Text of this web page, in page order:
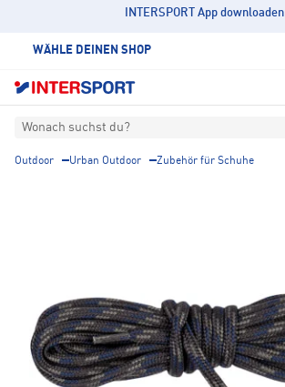
INTERSPORT App downloaden
WÄHLE DEINEN SHOP
Wonach suchst du?
Outdoor Urban Outdoor Zubehör für Schuhe